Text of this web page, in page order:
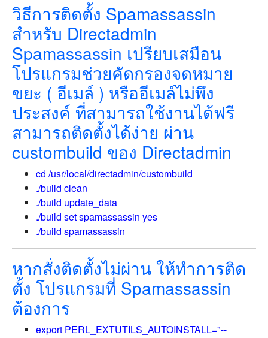
วิธีการติดตั้ง Spamassassin
สำหรับ Directadmin
Spamassassin เปรียบเสมือน
โปรแกรมช่วยคัดกรองจดหมาย
ขยะ ( อีเมล์ ) หรืออีเมล์ไม่พึง
ประสงค์ ที่สามารถใช้งานได้ฟรี
สามารถติดตั้งได้ง่าย ผ่าน
custombuild ของ Directadmin
cd /usr/local/directadmin/custombuild
./build clean
./build update_data
./build set spamassassin yes
./build spamassassin
หากสั่งติดตั้งไม่ผ่าน ให้ทำการติด
ตั้ง โปรแกรมที่ Spamassassin
ต้องการ
export PERL_EXTUTILS_AUTOINSTALL="--